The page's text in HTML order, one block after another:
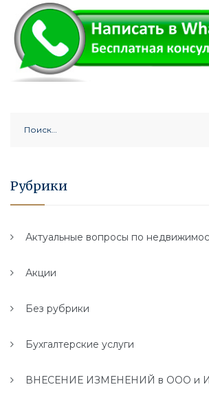
Рубрики
Актуальные вопросы по
Акции
Без рубрики
Бухгалтерские услуги
ВНЕСЕНИЕ ИЗМЕНЕНИЙ в ООО и